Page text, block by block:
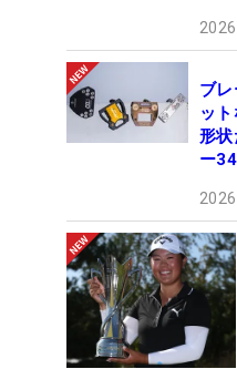
ブ
ッ
形状
ー